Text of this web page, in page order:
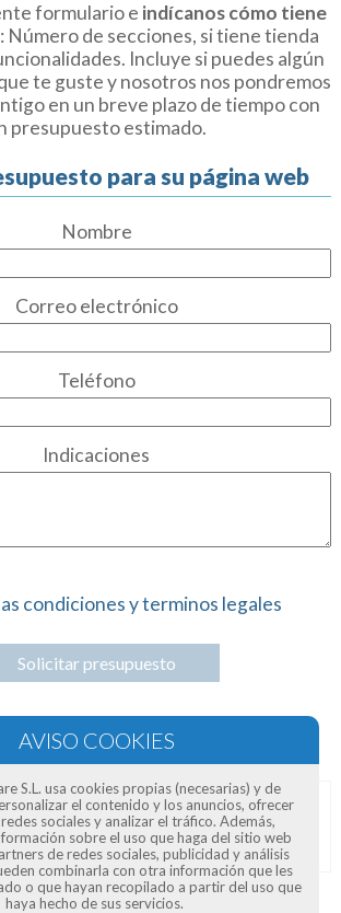
formulario e indícanos cómo tiene
: Número de secciones, si tiene tienda
Incluye si puedes algún
te guste y nosotros nos pondremos
en un breve plazo de tiempo con
presupuesto estimado.
para su página web
Nombre
Correo electrónico
Teléfono
Indicaciones
condiciones y terminos legales
Solicitar presupuesto
Opiniones de clientes
S.L. usa cookies propias (necesarias) y de
el contenido y los anuncios, ofrecer
sociales y analizar el tráfico. Además,
sobre el uso que haga del sitio web
de redes sociales, publicidad y análisis
combinarla con otra información que les
o que hayan recopilado a partir del uso que
haya hecho de sus servicios.